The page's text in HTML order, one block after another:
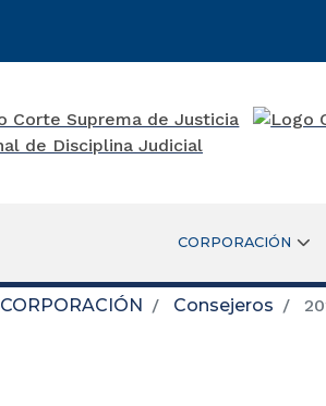
CORPORACIÓN
CORPORACIÓN Consejeros